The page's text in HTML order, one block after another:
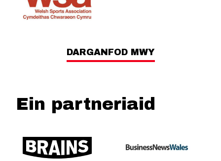
DARGANFOD MWY
Ein partneriaid